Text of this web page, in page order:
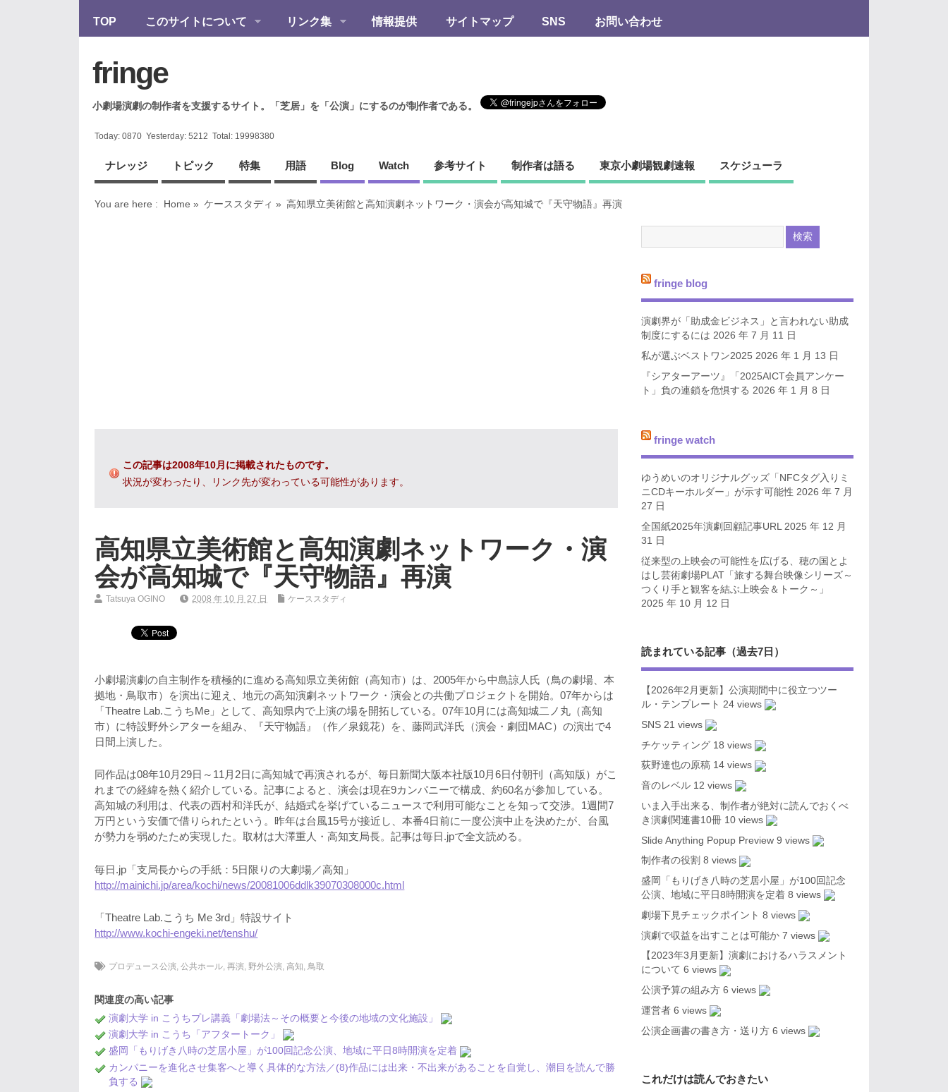
TOP このサイトについて リンク集 情報提供 サイトマップ SNS お問い合わせ
fringe
小劇場演劇の制作者を支援するサイト。「芝居」を「公演」にするのが制作者である。
Today:0870 Yesterday:5212 Total: 19998380
ナレッジ トピック 特集 用語 Blog Watch 参考サイト 制作者は語る 東京小劇場観劇速報 スケジューラ
You are here : Home » ケーススタディ » 高知県立美術館と高知演劇ネットワーク・演会が高知城で『天守物語』再演
この記事は2008年10月に掲載されたものです。
状況が変わったり、リンク先が変わっている可能性があります。
高知県立美術館と高知演劇ネットワーク・演
会が高知城で『天守物語』再演
Tatsuya OGINO 2008 年 10 月 27 日 ケーススタディ
小劇場演劇の自主制作を積極的に進める高知県立美術館（高知市）は、2005年から中島諒人氏（鳥の劇場、本
拠地・鳥取市）を演出に迎え、地元の高知演劇ネットワーク・演会との共働プロジェクトを開始。07年からは
「Theatre Lab.こうちMe」として、高知県内で上演の場を開拓している。07年10月には高知城二ノ丸（高知
市）に特設野外シアターを組み、『天守物語』（作／泉鏡花）を、藤岡武洋氏（演会・劇団MAC）の演出で4
日間上演した。
同作品は08年10月29日～11月2日に高知城で再演されるが、毎日新聞大阪本社版10月6日付朝刊（高知版）がこ
れまでの経緯を熱く紹介している。記事によると、演会は現在9カンパニーで構成、約60名が参加している。
高知城の利用は、代表の西村和洋氏が、結婚式を挙げているニュースで利用可能なことを知って交渉。1週間7
万円という安価で借りられたという。昨年は台風15号が接近し、本番4日前に一度公演中止を決めたが、台風
が勢力を弱めたため実現した。取材は大澤重人・高知支局長。記事は毎日.jpで全文読める。
毎日.jp「支局長からの手紙：5日限りの大劇場／高知」
http://mainichi.jp/area/kochi/news/20081006ddlk39070308000c.html
「Theatre Lab.こうち Me 3rd」特設サイト
http://www.kochi-engeki.net/tenshu/
プロデュース公演,公共ホール,再演, 野外公演,高知,鳥取
関連度の高い記事
演劇大学 in こうちプレ講義「劇場法～その概要と今後の地域の文化施設」
演劇大学 in こうち「アフタートーク」
盛岡「もりげき八時の芝居小屋」が100回記念公演、地域に平日8時開演を定着
カンパニーを進化させ集客へと導く具体的な方法／(8)作品には出来・不出来があることを自覚し、潮目を読んで勝
負する
fringe blog
演劇界が「助成金ビジネス」と言われない助成
制度にするには 2026 年 7 月 11 日
私が選ぶベストワン2025 2026 年 1 月 13 日
『シアターアーツ』「2025AICT会員アンケー
ト」負の連鎖を危惧する 2026 年 1 月 8 日
fringe watch
ゆうめいのオリジナルグッズ「NFCタグ入りミ
ニCDキーホルダー」が示す可能性 2026 年 7 月
27 日
全国紙2025年演劇回顧記事URL 2025 年 12 月
31 日
従来型の上映会の可能性を広げる、穂の国とよ
はし芸術劇場PLAT「旅する舞台映像シリーズ～
つくり手と観客を結ぶ上映会＆トーク～」
2025 年 10 月 12 日
読まれている記事（過去7日）
【2026年2月更新】公演期間中に役立つツー
ル・テンプレート 24 views
SNS 21 views
チケッティング 18 views
荻野達也の原稿 14 views
音のレベル 12 views
いま入手出来る、制作者が絶対に読んでおくべ
き演劇関連書10冊 10 views
Slide Anything Popup Preview 9 views
制作者の役割 8 views
盛岡「もりげき八時の芝居小屋」が100回記念
公演、地域に平日8時開演を定着 8 views
劇場下見チェックポイント 8 views
演劇で収益を出すことは可能か 7 views
【2023年3月更新】演劇におけるハラスメント
について 6 views
公演予算の組み方 6 views
運営者 6 views
公演企画書の書き方・送り方 6 views
これだけは読んでおきたい